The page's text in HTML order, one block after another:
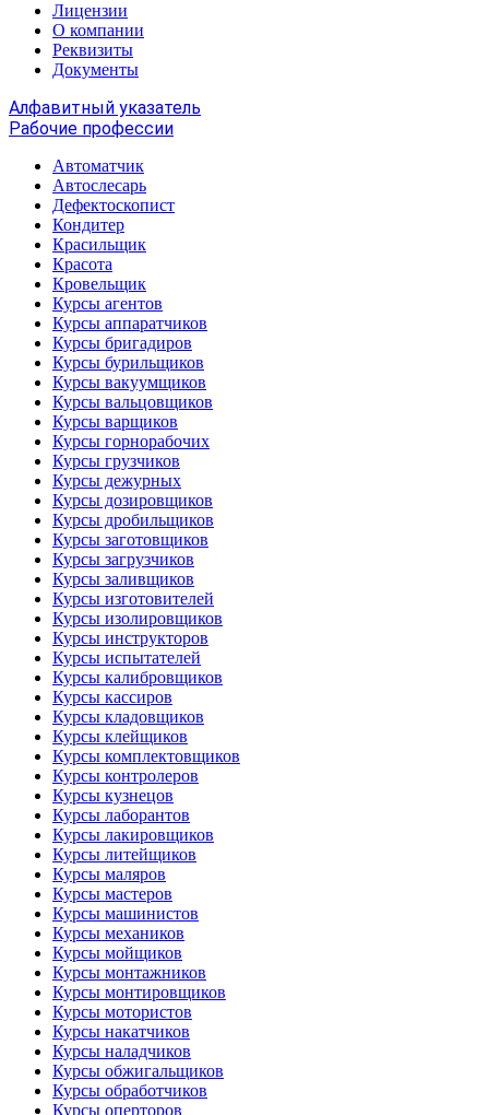
Лицензии
О компании
Реквизиты
Документы
Алфавитный указатель
Рабочие профессии
Автоматчик
Автослесарь
Дефектоскопист
Кондитер
Красильщик
Красота
Кровельщик
Курсы агентов
Курсы аппаратчиков
Курсы бригадиров
Курсы бурильщиков
Курсы вакуумщиков
Курсы вальцовщиков
Курсы варщиков
Курсы горнорабочих
Курсы грузчиков
Курсы дежурных
Курсы дозировщиков
Курсы дробильщиков
Курсы заготовщиков
Курсы загрузчиков
Курсы заливщиков
Курсы изготовителей
Курсы изолировщиков
Курсы инструкторов
Курсы испытателей
Курсы калибровщиков
Курсы кассиров
Курсы кладовщиков
Курсы клейщиков
Курсы комплектовщиков
Курсы контролеров
Курсы кузнецов
Курсы лаборантов
Курсы лакировщиков
Курсы литейщиков
Курсы маляров
Курсы мастеров
Курсы машинистов
Курсы механиков
Курсы мойщиков
Курсы монтажников
Курсы монтировщиков
Курсы мотористов
Курсы накатчиков
Курсы наладчиков
Курсы обжигальщиков
Курсы обработчиков
Курсы оперторов